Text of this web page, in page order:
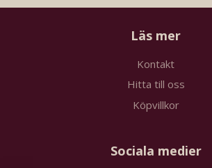
Läs mer
Kontakt
Hitta till oss
Köpvillkor
Sociala medier